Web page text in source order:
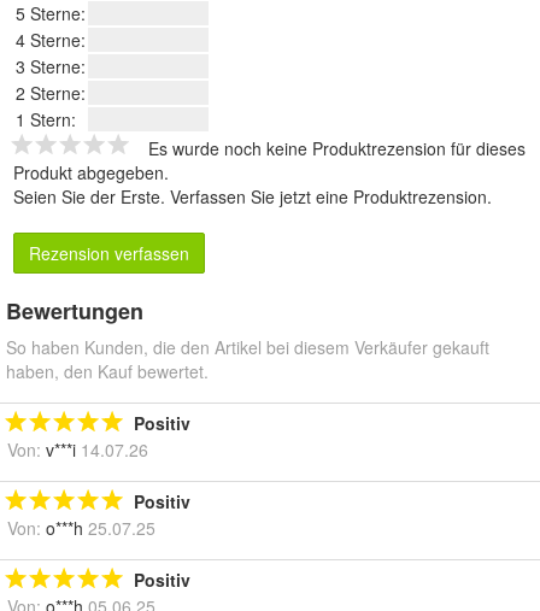
5 Sterne:
4 Sterne:
3 Sterne:
2 Sterne:
1 Stern:
Es wurde noch keine Produktrezension für dieses
Produkt abgegeben.
Seien Sie der Erste. Verfassen Sie jetzt eine Produktrezension.
Rezension verfassen
Bewertungen
So haben Kunden, die den Artikel bei diesem Verkäufer gekauft
haben, den Kauf bewertet.
Positiv
Von: v***i 14.07.26
Positiv
Von: o***h 25.07.25
Positiv